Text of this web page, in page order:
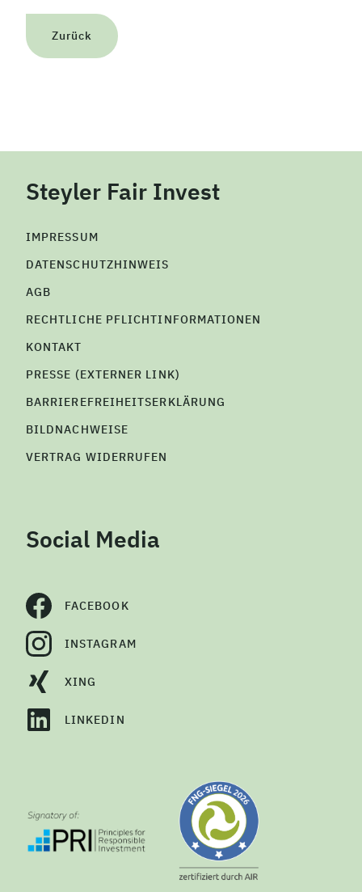
Zurück
Steyler Fair Invest
IMPRESSUM
DATENSCHUTZHINWEIS
AGB
RECHTLICHE PFLICHTINFORMATIONEN
KONTAKT
PRESSE (EXTERNER LINK)
BARRIEREFREIHEITSERKLÄRUNG
BILDNACHWEISE
VERTRAG WIDERRUFEN
Social Media
FACEBOOK
INSTAGRAM
XING
LINKEDIN